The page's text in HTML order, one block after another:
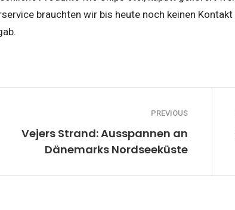
brauchten wir bis heute noch keinen
PREVIOUS
Vejers Strand: Ausspannen an
Dänemarks Nordseeküste